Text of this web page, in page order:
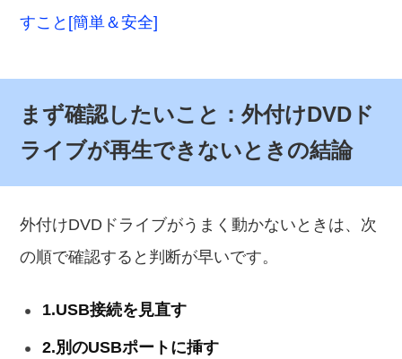
すこと[簡単＆安全]
まず確認したいこと：外付けDVDド
ライブが再生できないときの結論
外付けDVDドライブがうまく動かないときは、次
の順で確認すると判断が早いです。
1.USB接続を見直す
2.別のUSBポートに挿す